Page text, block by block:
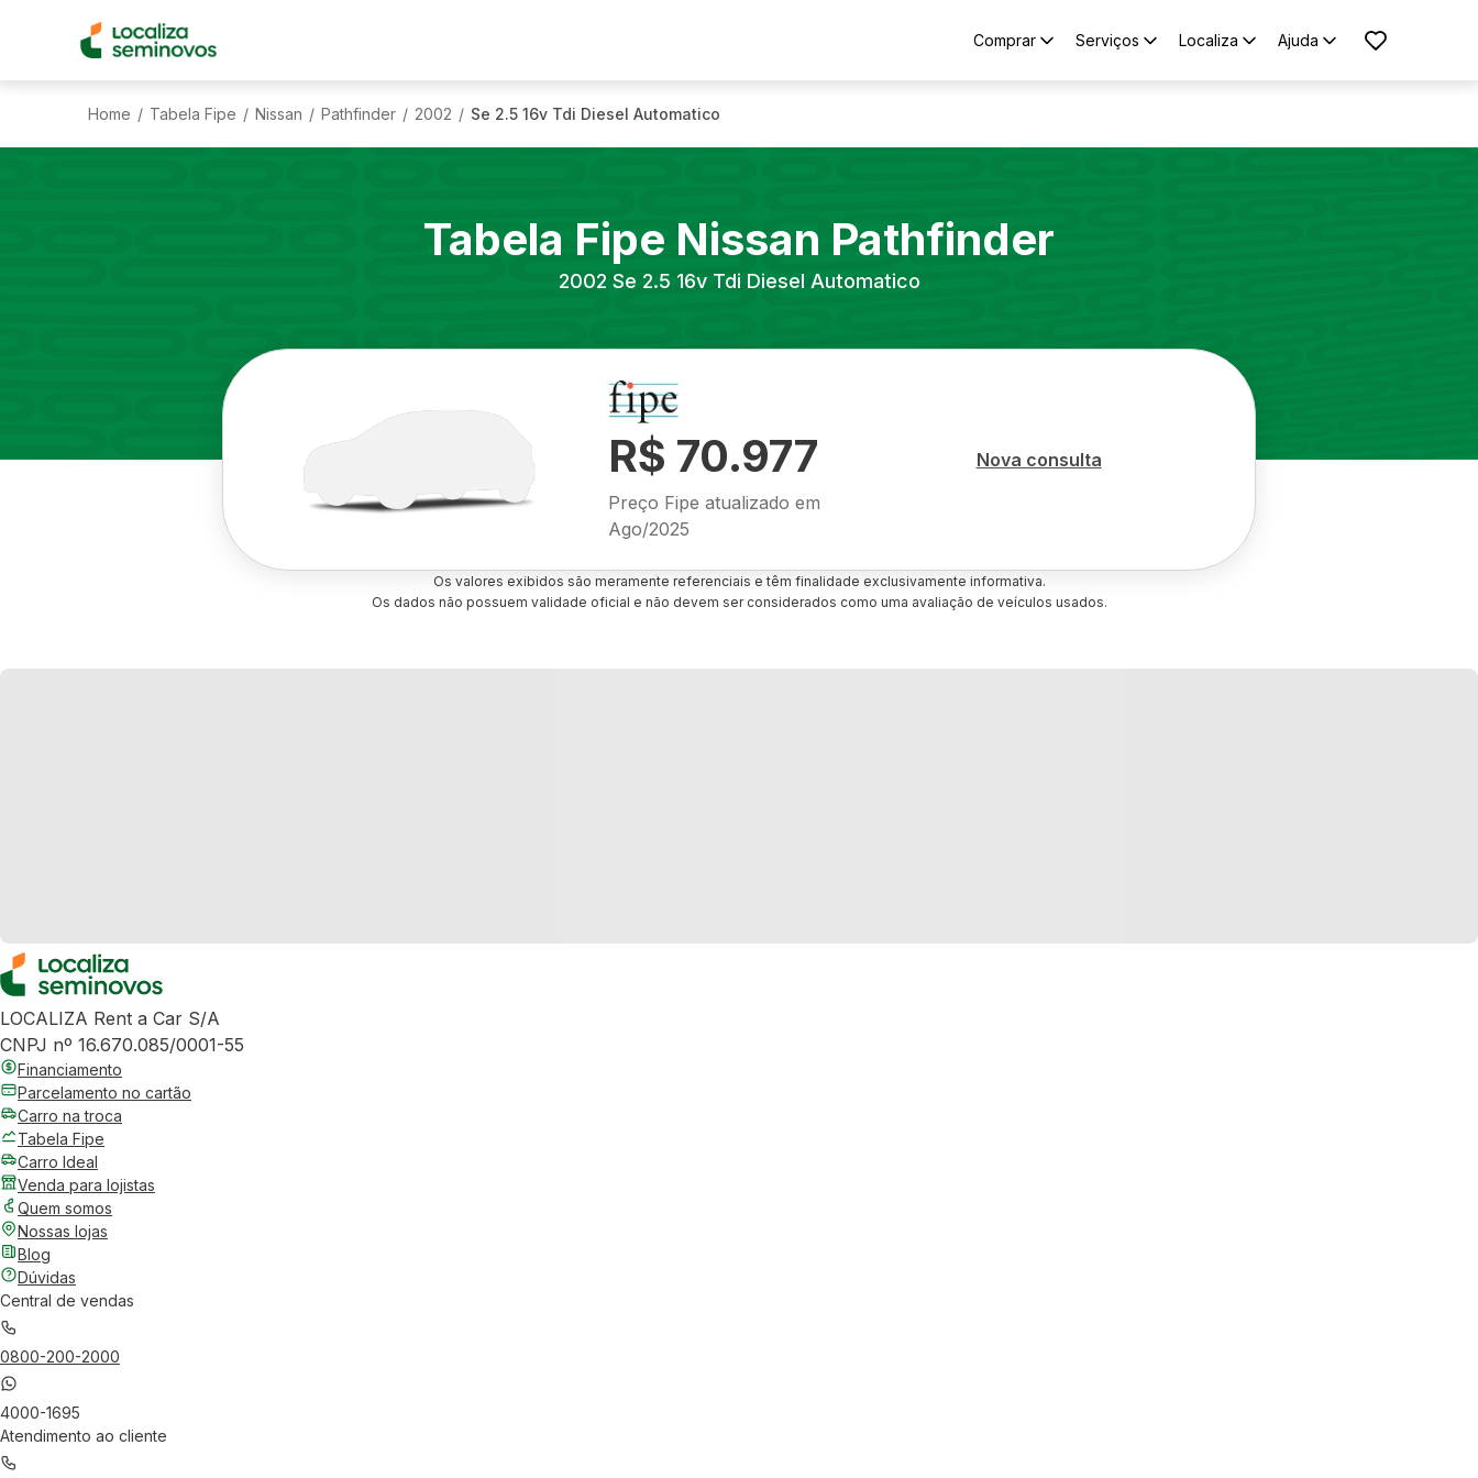
Comprar Serviços Localiza Ajuda
Home / Tabela Fipe / Nissan / Pathfinder / 2002 / Se 2.5 16v Tdi Diesel Automatico
Tabela Fipe Nissan Pathfinder
2002 Se 2.5 16v Tdi Diesel Automatico
R$ 70.977
Preço Fipe atualizado em
Ago/2025
Nova consulta
Os valores exibidos são meramente referenciais e têm finalidade exclusivamente informativa.
Os dados não possuem validade oficial e não devem ser considerados como uma avaliação de veículos usados.
LOCALIZA Rent a Car S/A
CNPJ nº 16.670.085/0001-55
Financiamento
Parcelamento no cartão
Carro na troca
Tabela Fipe
Carro Ideal
Venda para lojistas
Quem somos
Nossas lojas
Blog
Dúvidas
Central de vendas
0800-200-2000
4000-1695
Atendimento ao cliente